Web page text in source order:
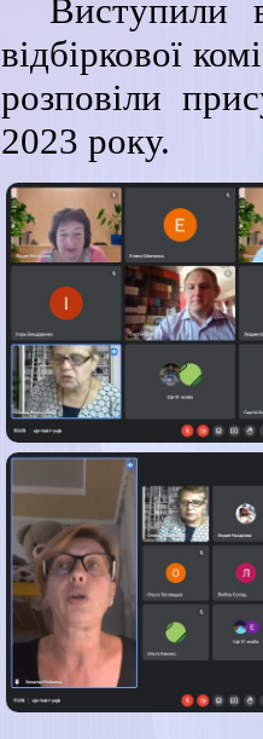
Виступили
відбіркової
розповіли
2023 року.